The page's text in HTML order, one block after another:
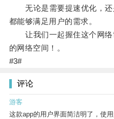
无论是需要提速优化，还
都能够满足用户的需求。
让我们一起握住这个网络
的网络空间！。
#3#
评论
游客
这款app的用户界面简洁明了，使